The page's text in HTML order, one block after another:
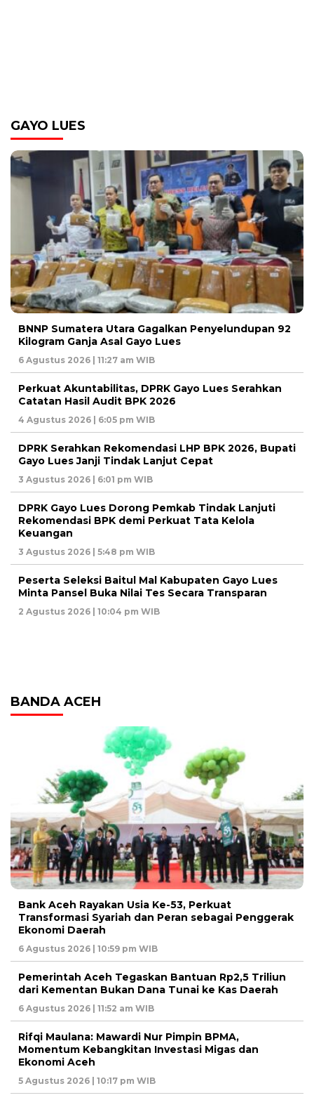
GAYO LUES
BNNP Sumatera Utara Gagalkan Penyelundupan 92
Kilogram Ganja Asal Gayo Lues
6 Agustus 2026 | 11:27 am WIB
Perkuat Akuntabilitas, DPRK Gayo Lues Serahkan
Catatan Hasil Audit BPK 2026
4 Agustus 2026 | 6:05 pm WIB
DPRK Serahkan Rekomendasi LHP BPK 2026, Bupati
Gayo Lues Janji Tindak Lanjut Cepat
3 Agustus 2026 | 6:01 pm WIB
DPRK Gayo Lues Dorong Pemkab Tindak Lanjuti
Rekomendasi BPK demi Perkuat Tata Kelola
Keuangan
3 Agustus 2026 | 5:48 pm WIB
Peserta Seleksi Baitul Mal Kabupaten Gayo Lues
Minta Pansel Buka Nilai Tes Secara Transparan
2 Agustus 2026 | 10:04 pm WIB
BANDA ACEH
Bank Aceh Rayakan Usia Ke-53, Perkuat
Transformasi Syariah dan Peran sebagai Penggerak
Ekonomi Daerah
6 Agustus 2026 | 10:59 pm WIB
Pemerintah Aceh Tegaskan Bantuan Rp2,5 Triliun
dari Kementan Bukan Dana Tunai ke Kas Daerah
6 Agustus 2026 | 11:52 am WIB
Rifqi Maulana: Mawardi Nur Pimpin BPMA,
Momentum Kebangkitan Investasi Migas dan
Ekonomi Aceh
5 Agustus 2026 | 10:17 pm WIB